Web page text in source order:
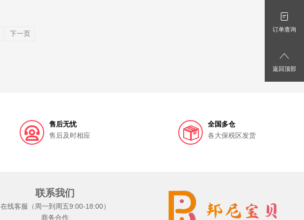
下一页
售后无忧
售后及时相应
全国多仓
各大保税区发货
联系我们
在线客服（周一到周五9:00-18:00）
商务合作
订单查询
返回顶部